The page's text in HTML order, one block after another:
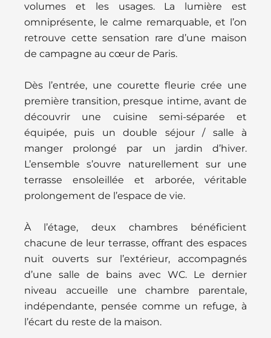
volumes et les usages. La lumière est
omniprésente, le calme remarquable, et l’on
retrouve cette sensation rare d’une maison
de campagne au cœur de Paris.
Dès l’entrée, une courette fleurie crée une
première transition, presque intime, avant de
découvrir une cuisine semi-séparée et
équipée, puis un double séjour / salle à
manger prolongé par un jardin d’hiver.
L’ensemble s’ouvre naturellement sur une
terrasse ensoleillée et arborée, véritable
prolongement de l’espace de vie.
À l’étage, deux chambres bénéficient
chacune de leur terrasse, offrant des espaces
nuit ouverts sur l’extérieur, accompagnés
d’une salle de bains avec WC. Le dernier
niveau accueille une chambre parentale,
indépendante, pensée comme un refuge, à
l’écart du reste de la maison.